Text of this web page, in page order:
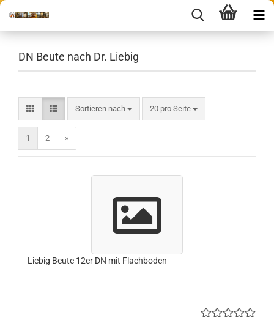
DN Beute nach Dr. Liebig
Sortieren nach
Sortieren nach 20 pro Seite
pro Seite
1 2 »
Liebig Beute 12er DN mit Flachboden